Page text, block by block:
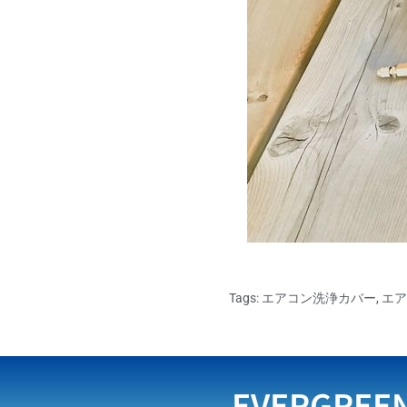
Tags: エアコン洗浄カバー, エ